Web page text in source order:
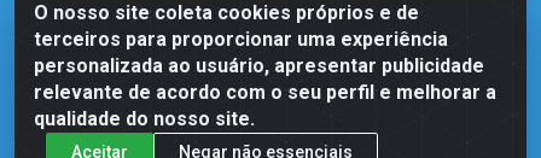
O nosso site coleta cookies próprios e de
terceiros para proporcionar uma experiência
personalizada ao usuário, apresentar publicidade
relevante de acordo com o seu perfil e melhorar a
qualidade do nosso site.
Aceitar Negar não essenciais
Casa Norte LTDA - Av. Interventor Mário Câmara, 1815 -
Dix-Sept Rosado, Natal/RN - CEP 59054-600 - CNPJ
08.713.513/0001-51